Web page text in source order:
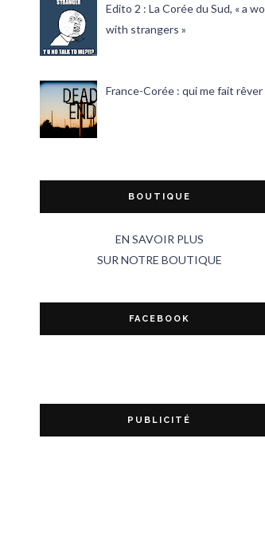
Edito 2 : La Corée du Sud, « a
with strangers »
France-Corée : qui me fait rêver
BOUTIQUE
EN SAVOIR PLUS
SUR NOTRE BOUTIQUE
FACEBOOK
PUBLICITÉ